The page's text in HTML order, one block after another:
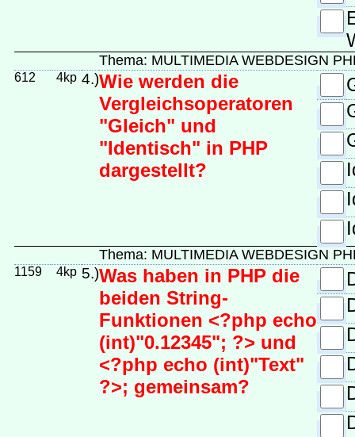
Thema: MULTIMEDIA WEBDESIGN
612 4kp 4.)Wie werden die
Vergleichsoperatoren
"Gleich" und
"Identisch" in PHP
dargestellt?
Thema: MULTIMEDIA WEBDESIGN
1159 4kp 5.)Was haben in PHP die
beiden String-
Funktionen <?php echo
(int)"0.12345"; ?> und
<?php echo (int)"Text"
?>; gemeinsam?